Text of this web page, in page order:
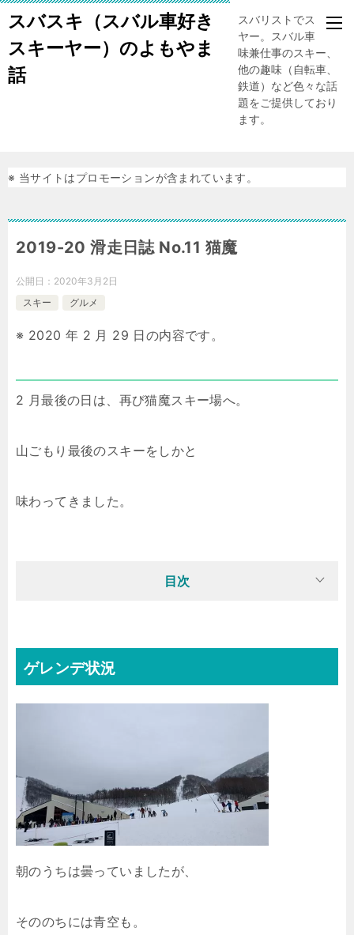
スバスキ（スバル車好き
スキーヤー）のよもやま
話
スバリストでスキー
ヤー。スバル車、趣
味兼仕事のスキー、
他の趣味（自転車、
鉄道）など色々な話
題をご提供しており
ます。
※ 当サイトはプロモーションが含まれています。
2019-20 滑走日誌 No.11 猫魔
公開日： 2020年3月2日
スキー
グルメ
※ 2020 年 2 月 29 日の内容です。
2 月最後の日は、再び猫魔スキー場へ。
山ごもり最後のスキーをしかと
味わってきました。
目次
ゲレンデ状況
朝のうちは曇っていましたが、
そののちには青空も。